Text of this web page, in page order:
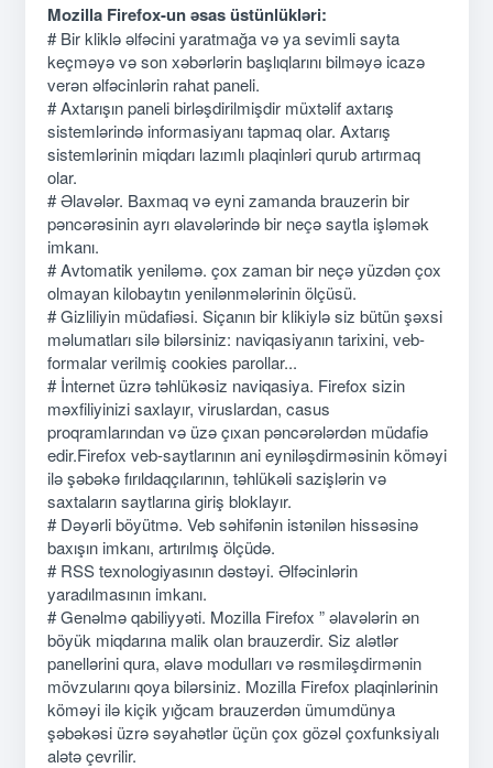
Mozilla Firefox-un əsas üstünlükləri:
# Bir kliklə əlfəcini yaratmağa və ya sevimli sayta
keçməyə və son xəbərlərin başlıqlarını bilməyə icazə
verən əlfəcinlərin rahat paneli.
# Axtarışın paneli birləşdirilmişdir müxtəlif axtarış
sistemlərində informasiyanı tapmaq olar. Axtarış
sistemlərinin miqdarı lazımlı plaqinləri qurub artırmaq
olar.
# Əlavələr. Baxmaq və eyni zamanda brauzerin bir
pəncərəsinin ayrı əlavələrində bir neçə saytla işləmək
imkanı.
# Avtomatik yeniləmə. çox zaman bir neçə yüzdən çox
olmayan kilobaytın yenilənmələrinin ölçüsü.
# Gizliliyin müdafiəsi. Siçanın bir klikiylə siz bütün şəxsi
məlumatları silə bilərsiniz: naviqasiyanın tarixini, veb-
formalar verilmiş cookies parollar...
# İnternet üzrə təhlükəsiz naviqasiya. Firefox sizin
məxfiliyinizi saxlayır, viruslardan, casus
proqramlarından və üzə çıxan pəncərələrdən müdafiə
edir.Firefox veb-saytlarının ani eyniləşdirməsinin köməyi
ilə şəbəkə fırıldaqçılarının, təhlükəli sazişlərin və
saxtaların saytlarına giriş bloklayır.
# Dəyərli böyütmə. Veb səhifənin istənilən hissəsinə
baxışın imkanı, artırılmış ölçüdə.
# RSS texnologiyasının dəstəyi. Əlfəcinlərin
yaradılmasının imkanı.
# Genəlmə qabiliyyəti. Mozilla Firefox ” əlavələrin ən
böyük miqdarına malik olan brauzerdir. Siz alətlər
panellərini qura, əlavə modulları və rəsmiləşdirmənin
mövzularını qoya bilərsiniz. Mozilla Firefox plaqinlərinin
köməyi ilə kiçik yığcam brauzerdən ümumdünya
şəbəkəsi üzrə səyahətlər üçün çox gözəl çoxfunksiyalı
alətə çevrilir.